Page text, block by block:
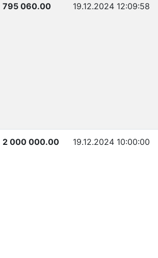
795 060.00 19.12.2024 12:09:58
2 000 000.00 19.12.2024 10:00:00